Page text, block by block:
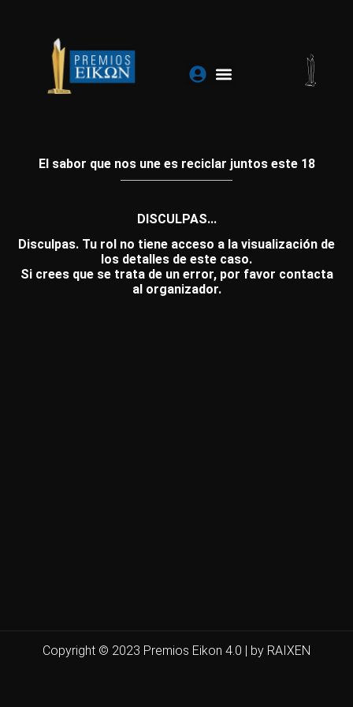
contenido
El sabor que nos une es reciclar juntos este 18
DISCULPAS...
Disculpas. Tu rol no tiene acceso a la visualización de
los detalles de este caso.
Si crees que se trata de un error, por favor contacta
al organizador.
Copyright © 2023 Premios Eikon 4.0 | by RAIXEN